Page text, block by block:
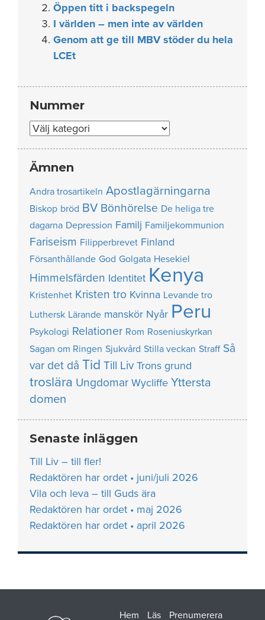
Öppen titt i backspegeln
I världen – men inte av världen
Genom att ge till MBV stöder du hela
LCEt
Nummer
Nummer
Ämnen
Andra trosartikeln Apostlagärningarna
Biskop bröd BV Bönhörelse De heliga tre
dagarna Depression Familj Familjekommunion
Fariseism Filipperbrevet Finland
Försanthållande God Golgata Hesekiel
Himmelsfärden Identitet Kenya
Kristenhet Kristen tro Kvinna Levande tro
Luthersk Lärande manskör Nyår Peru
Psykologi Relationer Rom Roseniuskyrkan
Sagan om Ringen Sjukvård Stilla veckan Straff Så
var det då Tid Till Liv Trons grund
troslära Ungdomar Wycliffe Yttersta
domen
Senaste inläggen
Till Liv – till fler!
Redaktören har ordet • juni/juli 2026
Vila och leva – till Guds ära
Redaktören har ordet • maj 2026
Redaktören har ordet • april 2026
Hem Läs Prenumerera